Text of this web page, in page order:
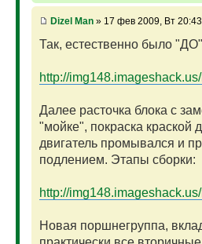
Dizel Man» 17 фев 2009, Вт 20:43
Так, естественно было
http://
Далее расточка блока с
"мойке", покраска краской
двигатель промывался и
подлением. Этапы сборки:
http://
Новая поршнегруппа,